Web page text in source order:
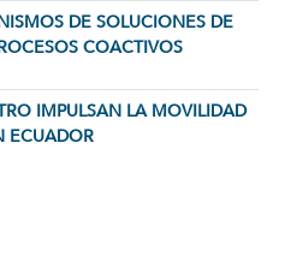
DE SOLUCIONES DE
COACTIVOS
IMPULSAN LA MOVILIDAD
ECUADOR